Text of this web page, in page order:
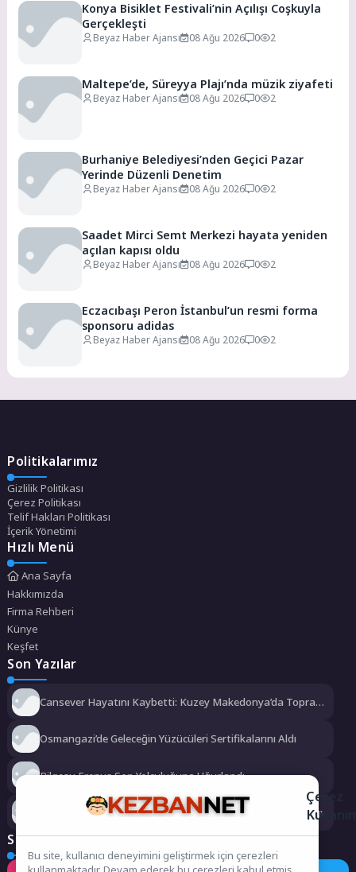
Konya Bisiklet Festivali’nin Açılışı Coşkuyla
Gerçekleşti
Beyaz Haber Ajansı 08 Ağu 2026 0 2
Maltepe’de, Süreyya Plajı’nda müzik ziyafeti
Beyaz Haber Ajansı 08 Ağu 2026 0 2
Burhaniye Belediyesi’nden Geçici Pazar
Yerinde Düzenli Denetim
Beyaz Haber Ajansı 08 Ağu 2026 0 2
Saadet Mirci Semt Merkezi hayata yeniden
açılan kapısı oldu
Beyaz Haber Ajansı 08 Ağu 2026 0 2
Eczacıbaşı Peron İstanbul’un resmi forma
sponsoru adidas
Beyaz Haber Ajansı 08 Ağu 2026 0 2
Politikalarımız
Gizlilik Politikası
Çerez Politikası
Telif Hakları Politikası
İçerik Yönetimi
Hızlı Menü
Ana Sayfa
Hakkımızda
Firma Rehberi
Künye
Keşfet
Son Yazılar
Cansever Hayatını Kaybetti: Kuzey Makedonya’da Toprağa
Osmangazi’de Geleceğin Yüzücüleri Sertifikalarını Aldı
Bilgesu Erenus Son Yolculuğuna Uğurlandı
Urla Belediyesi’nden ücretsiz üniversite tercih danışmanlığı
Sosyal Medya
Çerez
Bu site, kullanıcı deneyimini geliştirmek için çerezleri